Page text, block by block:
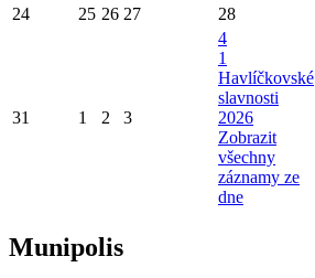
24
25 26 27 28
31 1 2 3
4
1
Havlíčkovské
slavnosti
2026
Zobrazit
všechny
záznamy ze
dne
Munipolis